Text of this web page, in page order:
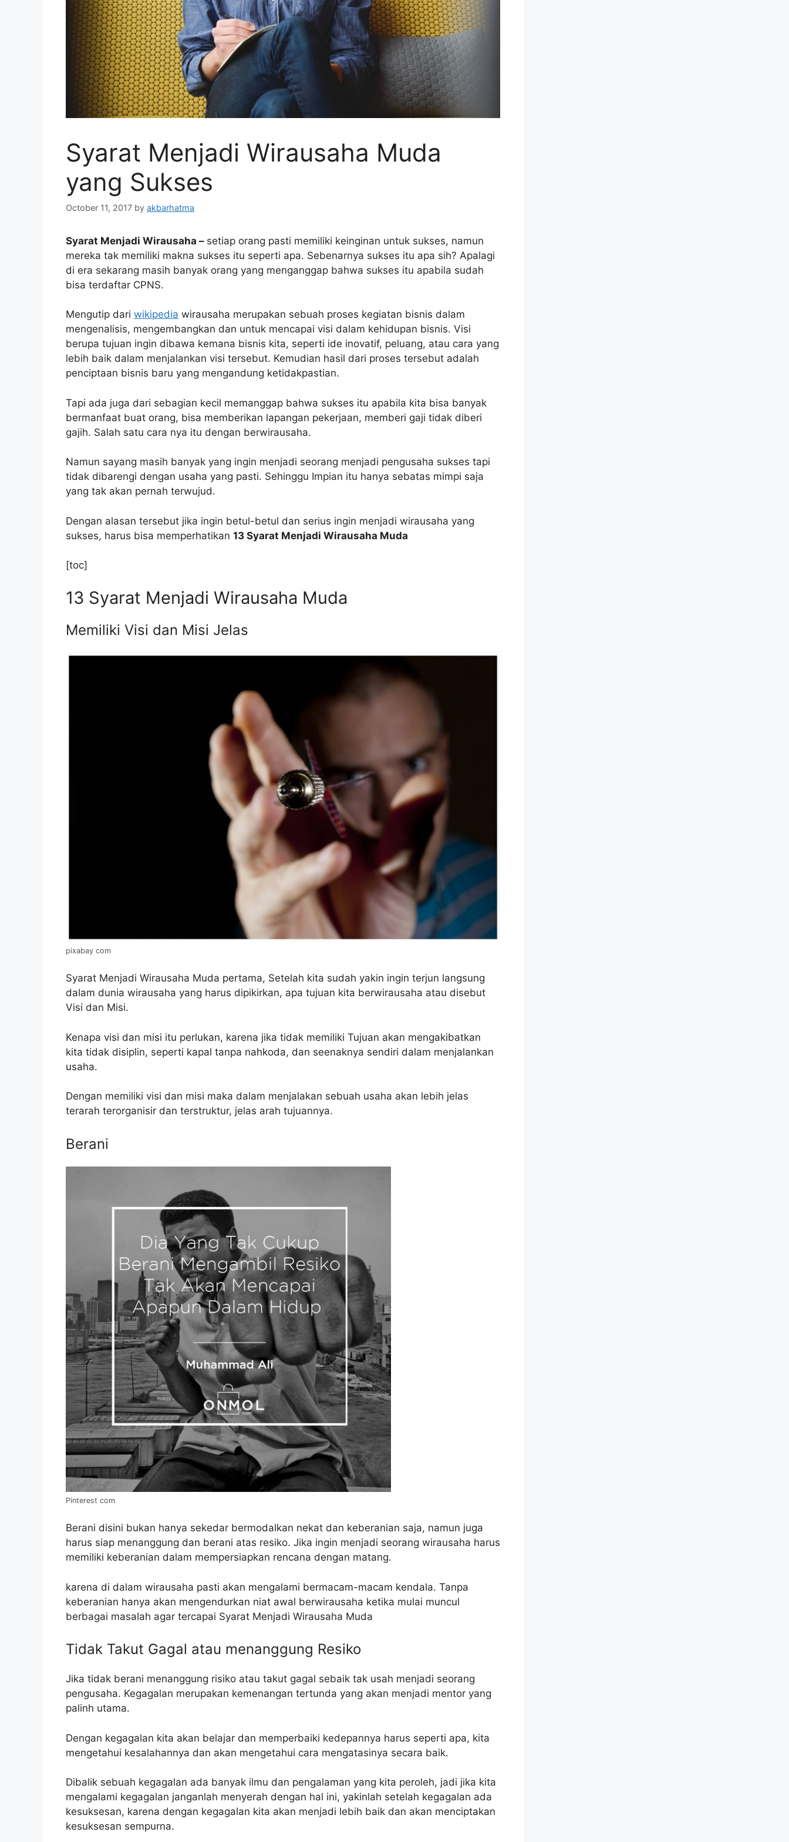
Syarat Menjadi Wirausaha Muda
yang Sukses
October 11, 2017 by akbarhatma
Syarat Menjadi Wirausaha – setiap orang pasti memiliki keinginan untuk sukses, namun
mereka tak memiliki makna sukses itu seperti apa. Sebenarnya sukses itu apa sih? Apalagi
di era sekarang masih banyak orang yang menganggap bahwa sukses itu apabila sudah
bisa terdaftar CPNS.
Mengutip dari wikipedia wirausaha merupakan sebuah proses kegiatan bisnis dalam
mengenalisis, mengembangkan dan untuk mencapai visi dalam kehidupan bisnis. Visi
berupa tujuan ingin dibawa kemana bisnis kita, seperti ide inovatif, peluang, atau cara yang
lebih baik dalam menjalankan visi tersebut. Kemudian hasil dari proses tersebut adalah
penciptaan bisnis baru yang mengandung ketidakpastian.
Tapi ada juga dari sebagian kecil memanggap bahwa sukses itu apabila kita bisa banyak
bermanfaat buat orang, bisa memberikan lapangan pekerjaan, memberi gaji tidak diberi
gajih. Salah satu cara nya itu dengan berwirausaha.
Namun sayang masih banyak yang ingin menjadi seorang menjadi pengusaha sukses tapi
tidak dibarengi dengan usaha yang pasti. Sehinggu Impian itu hanya sebatas mimpi saja
yang tak akan pernah terwujud.
Dengan alasan tersebut jika ingin betul-betul dan serius ingin menjadi wirausaha yang
sukses, harus bisa memperhatikan 13 Syarat Menjadi Wirausaha Muda
[toc]
13 Syarat Menjadi Wirausaha Muda
Memiliki Visi dan Misi Jelas
pixabay com
Syarat Menjadi Wirausaha Muda pertama, Setelah kita sudah yakin ingin terjun langsung
dalam dunia wirausaha yang harus dipikirkan, apa tujuan kita berwirausaha atau disebut
Visi dan Misi.
Kenapa visi dan misi itu perlukan, karena jika tidak memiliki Tujuan akan mengakibatkan
kita tidak disiplin, seperti kapal tanpa nahkoda, dan seenaknya sendiri dalam menjalankan
usaha.
Dengan memiliki visi dan misi maka dalam menjalakan sebuah usaha akan lebih jelas
terarah terorganisir dan terstruktur, jelas arah tujuannya.
Berani
Pinterest com
Berani disini bukan hanya sekedar bermodalkan nekat dan keberanian saja, namun juga
harus siap menanggung dan berani atas resiko. Jika ingin menjadi seorang wirausaha harus
memiliki keberanian dalam mempersiapkan rencana dengan matang.
karena di dalam wirausaha pasti akan mengalami bermacam-macam kendala. Tanpa
keberanian hanya akan mengendurkan niat awal berwirausaha ketika mulai muncul
berbagai masalah agar tercapai Syarat Menjadi Wirausaha Muda
Tidak Takut Gagal atau menanggung Resiko
Jika tidak berani menanggung risiko atau takut gagal sebaik tak usah menjadi seorang
pengusaha. Kegagalan merupakan kemenangan tertunda yang akan menjadi mentor yang
palinh utama.
Dengan kegagalan kita akan belajar dan memperbaiki kedepannya harus seperti apa, kita
mengetahui kesalahannya dan akan mengetahui cara mengatasinya secara baik.
Dibalik sebuah kegagalan ada banyak ilmu dan pengalaman yang kita peroleh, jadi jika kita
mengalami kegagalan janganlah menyerah dengan hal ini, yakinlah setelah kegagalan ada
kesuksesan, karena dengan kegagalan kita akan menjadi lebih baik dan akan menciptakan
kesuksesan sempurna.